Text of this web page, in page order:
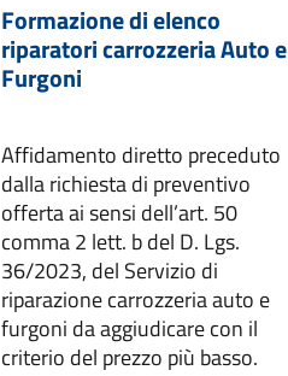
Formazione di elenco
riparatori carrozzeria Auto e
Furgoni
Affidamento diretto preceduto
dalla richiesta di preventivo
offerta ai sensi dell’art. 50
comma 2 lett. b del D. Lgs.
36/2023, del Servizio di
riparazione carrozzeria auto e
furgoni da aggiudicare con il
criterio del prezzo più basso.